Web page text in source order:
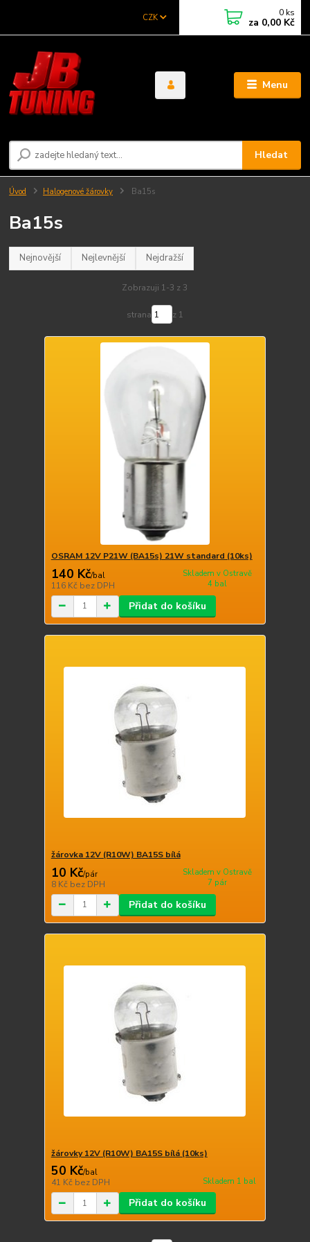
Menu
CZK
Hledat
0 ks
za 0,00 Kč
Úvod Halogenové žárovky Ba15s
Ba15s
Nejnovější Nejlevnější Nejdražší
Zobrazuji 1-3 z 3
strana z 1
OSRAM 12V P21W (BA15s) 21W standard (10ks)
140 Kč/bal
116 Kč bez DPH
Skladem v Ostravě
4 bal
Přidat do košíku
žárovka 12V (R10W) BA15S bílá
10 Kč/pár
8 Kč bez DPH
Skladem v Ostravě
7 pár
Přidat do košíku
žárovky 12V (R10W) BA15S bílá (10ks)
50 Kč/bal
41 Kč bez DPH Skladem 1 bal
Přidat do košíku